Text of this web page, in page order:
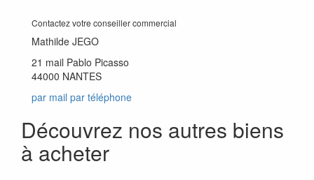
Contactez votre conseiller commercial
Mathilde JEGO
21 mail Pablo Picasso
44000 NANTES
par mail par téléphone
Découvrez nos autres biens
à acheter